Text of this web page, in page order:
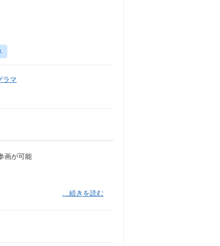
ラマ
画が可能
…続きを読む